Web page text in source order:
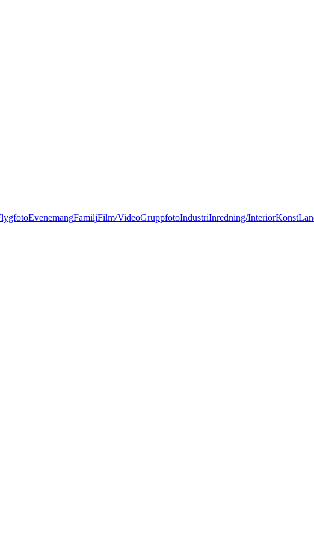
EvenemangFamiljFilm/VideoGruppfotoIndustriInredning/InteriörKonst